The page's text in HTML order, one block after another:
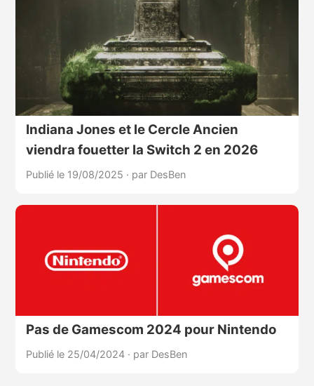
Indiana Jones et le Cercle Ancien
viendra fouetter la Switch 2 en 2026
Publié le 19/08/2025 · par DesBen
Pas de Gamescom 2024 pour Nintendo
Publié le 25/04/2024 · par DesBen